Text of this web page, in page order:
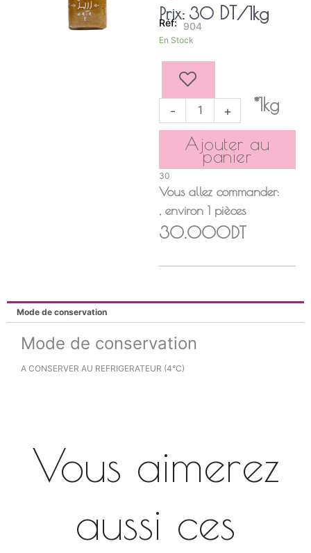
Prix: 30 DT/1kg
904
En Stock
-
quantité
NOISETTE
+ *1kg
Ajouter au
panier
30
Vous allez commander:
, environ1 pièces
30.000DT
Mode de conservation
Mode de conservation
A CONSERVER AU REFRIGERATEUR (4°C)
Vous aimerez
aussi ces